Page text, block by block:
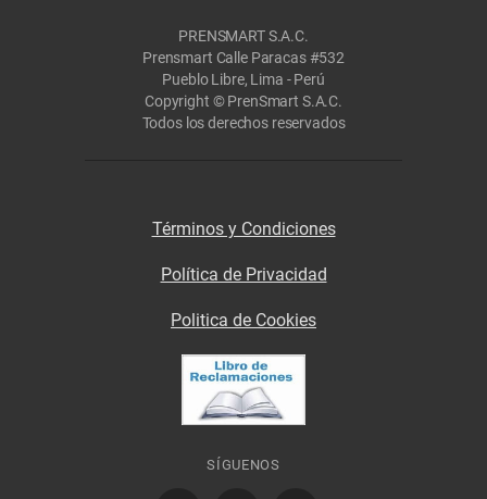
PRENSMART S.A.C.
Prensmart Calle Paracas #532
Pueblo Libre, Lima - Perú
Copyright © PrenSmart S.A.C.
Todos los derechos reservados
Términos y Condiciones
Política de Privacidad
Politica de Cookies
SÍGUENOS